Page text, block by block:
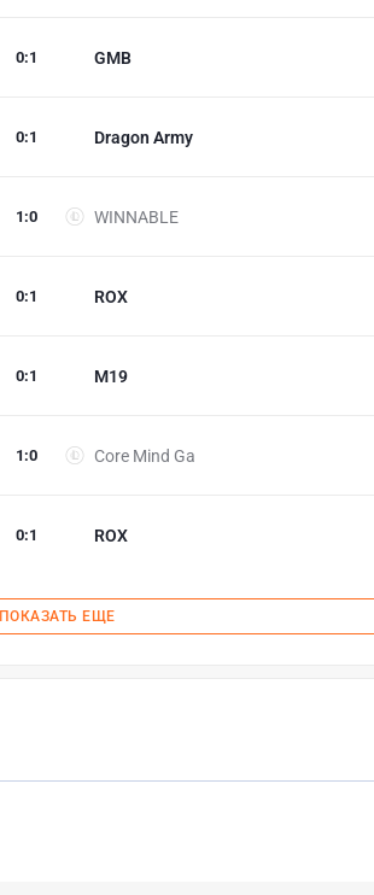
GMB
0:1
Dragon Army
0:1
WINNABLE
1 :0
ROX
0:1
M19
0:1
Core Mind Ga
1 :0
ROX
0:1
ПОКАЗАТЬ ЕЩЕ